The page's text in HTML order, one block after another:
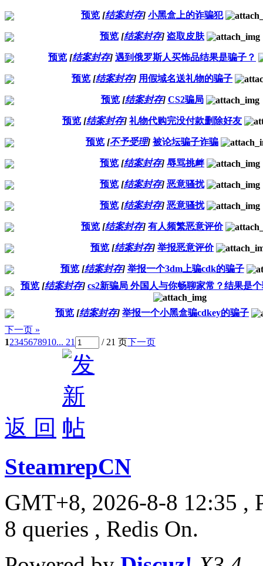
预览 [结案封存] 小黑盒上的诈骗犯
预览 [结案封存] 盗取皮肤
预览 [结案封存] 遇到俄罗斯人买饰品结果是骗子？
预览 [结案封存] 用假域名送礼物的骗子
预览 [结案封存] CS2骗局
预览 [结案封存] 礼物代购完没付款删除好友
预览 [不予受理] 被论坛骗子诈骗
预览 [结案封存] 辱骂挑衅
预览 [结案封存] 恶意骚扰
预览 [结案封存] 恶意骚扰
预览 [结案封存] 有人频繁恶意评价
预览 [结案封存] 举报恶意评价
预览 [结案封存] 举报一个3dm上骗cdk的骗子
预览 [结案封存] cs2新骗局 外国人与你畅聊家常？结果是
预览 [结案封存] 举报一个小黑盒骗cdkey的骗子
下一页 »
12345678910... 21 / 21 页下一页
返 回
SteamrepCN
GMT+8, 2026-8-8 12:35 ,
8 queries , Redis On.